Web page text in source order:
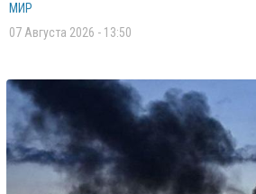
МИР
07 Августа 2026 - 13:50